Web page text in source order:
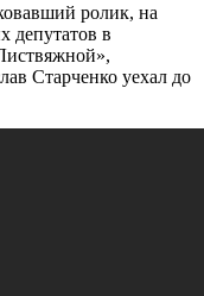
ролик, на
депутатов в
Старченко уехал до